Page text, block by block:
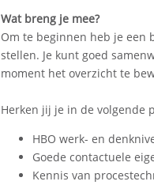
Wat breng je mee?
Om te beginnen heb je een
stellen. Je kunt goed
moment het overzicht te
Herken jij je in de volgende
HBO werk- en
Goede contactuele
Kennis van